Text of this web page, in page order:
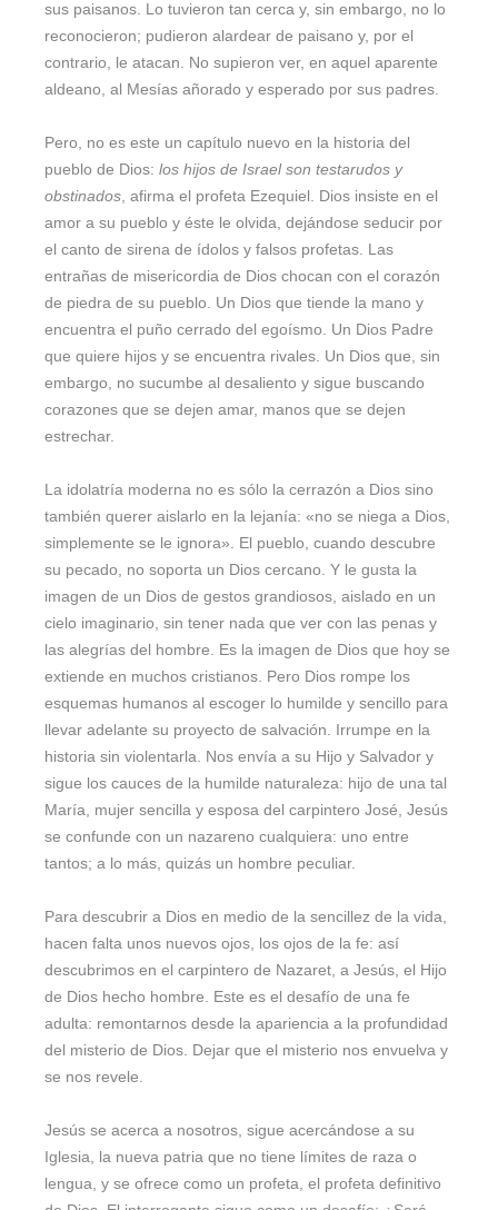
sus paisanos. Lo tuvieron tan cerca y, sin embargo, no lo
reconocieron; pudieron alardear de paisano y, por el
contrario, le atacan. No supieron ver, en aquel aparente
aldeano, al Mesías añorado y esperado por sus padres.
Pero, no es este un capítulo nuevo en la historia del
pueblo de Dios: los hijos de Israel son testarudos y
obstinados , afirma el profeta Ezequiel. Dios insiste en el
amor a su pueblo y éste le olvida, dejándose seducir por
el canto de sirena de ídolos y falsos profetas. Las
entrañas de misericordia de Dios chocan con el corazón
de piedra de su pueblo. Un Dios que tiende la mano y
encuentra el puño cerrado del egoísmo. Un Dios Padre
que quiere hijos y se encuentra rivales. Un Dios que, sin
embargo, no sucumbe al desaliento y sigue buscando
corazones que se dejen amar, manos que se dejen
estrechar.
La idolatría moderna no es sólo la cerrazón a Dios sino
también querer aislarlo en la lejanía: «no se niega a Dios,
simplemente se le ignora». El pueblo, cuando descubre
su pecado, no soporta un Dios cercano. Y le gusta la
imagen de un Dios de gestos grandiosos, aislado en un
cielo imaginario, sin tener nada que ver con las penas y
las alegrías del hombre. Es la imagen de Dios que hoy se
extiende en muchos cristianos. Pero Dios rompe los
esquemas humanos al escoger lo humilde y sencillo para
llevar adelante su proyecto de salvación. Irrumpe en la
historia sin violentarla. Nos envía a su Hijo y Salvador y
sigue los cauces de la humilde naturaleza: hijo de una tal
María, mujer sencilla y esposa del carpintero José, Jesús
se confunde con un nazareno cualquiera: uno entre
tantos; a lo más, quizás un hombre peculiar.
Para descubrir a Dios en medio de la sencillez de la vida,
hacen falta unos nuevos ojos, los ojos de la fe: así
descubrimos en el carpintero de Nazaret, a Jesús, el Hijo
de Dios hecho hombre. Este es el desafío de una fe
adulta: remontarnos desde la apariencia a la profundidad
del misterio de Dios. Dejar que el misterio nos envuelva y
se nos revele.
Jesús se acerca a nosotros, sigue acercándose a su
Iglesia, la nueva patria que no tiene límites de raza o
lengua, y se ofrece como un profeta, el profeta definitivo